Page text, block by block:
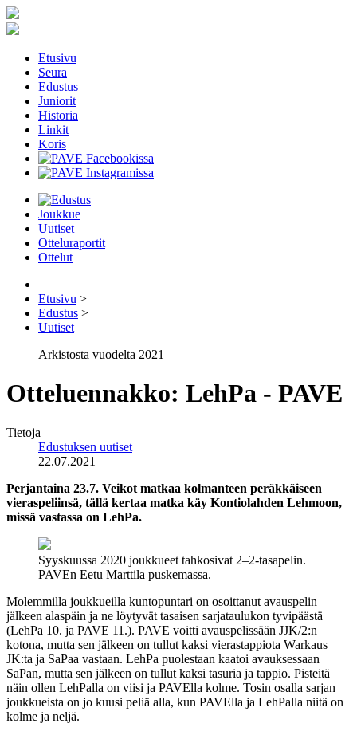
Etusivu
Seura
Edustus
Juniorit
Historia
Linkit
Koris
Joukkue
Uutiset
Otteluraportit
Ottelut
Etusivu >
Edustus >
Uutiset
Arkistosta vuodelta 2021
Otteluennakko: LehPa - PAVE
Tietoja
Edustuksen uutiset
22.07.2021
Perjantaina 23.7. Veikot matkaa kolmanteen peräkkäiseen
vieraspeliinsä, tällä kertaa matka käy Kontiolahden Lehmoon,
missä vastassa on LehPa.
Syyskuussa 2020 joukkueet tahkosivat 2–2-tasapelin.
PAVEn Eetu Marttila puskemassa.
Molemmilla joukkueilla kuntopuntari on osoittanut avauspelin
jälkeen alaspäin ja ne löytyvät tasaisen sarjataulukon tyvipäästä
(LehPa 10. ja PAVE 11.). PAVE voitti avauspelissään JJK/2:n
kotona, mutta sen jälkeen on tullut kaksi vierastappiota Warkaus
JK:ta ja SaPaa vastaan. LehPa puolestaan kaatoi avauksessaan
SaPan, mutta sen jälkeen on tullut kaksi tasuria ja tappio. Pisteitä
näin ollen LehPalla on viisi ja PAVElla kolme. Tosin osalla sarjan
joukkueista on jo kuusi peliä alla, kun PAVElla ja LehPalla niitä on
kolme ja neljä.